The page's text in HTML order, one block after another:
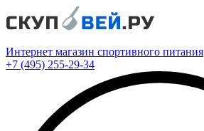
Интернет магазин спортивного питания
+7 (495) 255-29-34